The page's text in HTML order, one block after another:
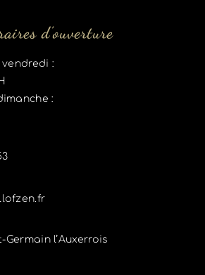
d'ouverture
:
:
Germain l’Auxerrois